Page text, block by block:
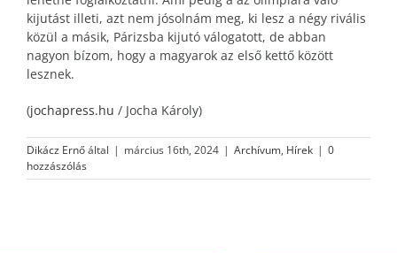
kijutást illeti, azt nem jósolnám meg, ki lesz a négy rivális
közül a másik, Párizsba kijutó válogatott, de abban
nagyon bízom, hogy a magyarok az első kettő között
lesznek.
(jochapress.hu / Jocha Károly)
Dikácz Ernőáltal | március 16th, 2024 | Archívum, Hírek | 0
hozzászólás